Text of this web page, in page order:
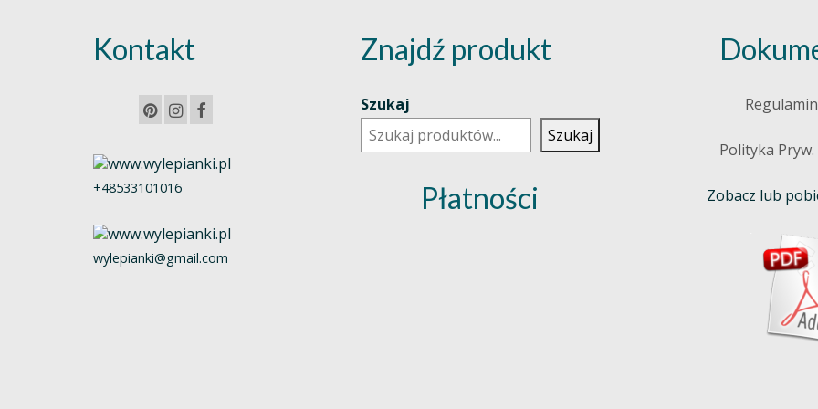
Kontakt
+48533101016
wylepianki@gmail.com
Znajdź produkt
Szukaj
Szukaj
Płatności
Polityka Pryw.
Zobacz lub